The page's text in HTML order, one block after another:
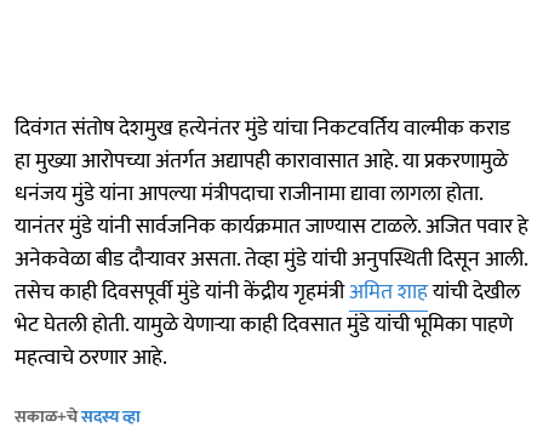
दिवंगत संतोष देशमुख हत्येनंतर मुंडे यांचा निकटवर्तिय वाल्मीक कराड
हा मुख्या आरोपच्या अंतर्गत अद्यापही कारावासात आहे. या प्रकरणामुळे
धनंजय मुंडे यांना आपल्या मंत्रीपदाचा राजीनामा द्यावा लागला होता.
यानंतर मुंडे यांनी सार्वजनिक कार्यक्रमात जाण्यास टाळले. अजित पवार हे
अनेकवेळा बीड दौऱ्यावर असता. तेव्हा मुंडे यांची अनुपस्थिती दिसून आली.
तसेच काही दिवसपूर्वी मुंडे यांनी केंद्रीय गृहमंत्रीअमित शाहयांची देखील
भेट घेतली होती. यामुळे येणाऱ्या काही दिवसात मुंडे यांची भूमिका पाहणे
महत्वाचे ठरणार आहे.
सकाळ+चेसदस्य व्हा